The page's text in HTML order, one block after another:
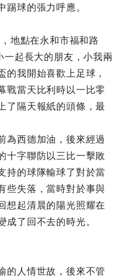
球的張力呼應。
地點在永和市福和路
起長大的朋友，小我兩
的我開始喜歡上足球，
戰當天比利時以一比零
了隔天報紙的頭條，最
為西德加油，後來經過
十字聯防以三比一擊敗
持的球隊輸球了對於當
些失落，當時對於事與
想起清晨的陽光照耀在
了回不去的時光。
的人情世故，後來不管